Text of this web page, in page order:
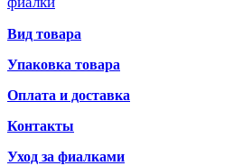
Вид товара
Упаковка товара
Оплата и доставка
Контакты
Уход за фиалками